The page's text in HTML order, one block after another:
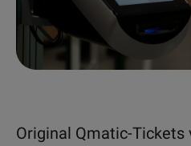
Original Qmatic-